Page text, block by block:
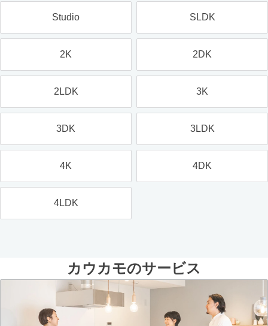
Studio SLDK
2K 2DK
2LDK 3K
3DK 3LDK
4K 4DK
4LDK
カウカモのサービス